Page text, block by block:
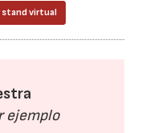
stand virtual
ejemplo